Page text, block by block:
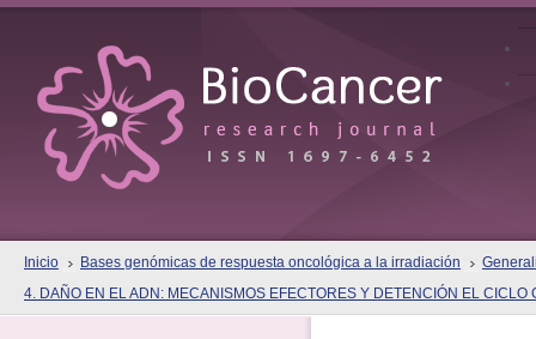
Inicio Bases genómicas de respuesta oncológica a la irradiación
4. DAÑO EN EL ADN: MECANISMOS EFECTORES Y DETENCIÓN EL CICLO